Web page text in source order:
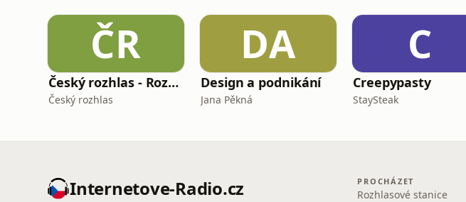
ČR
Český rozhlas - Rozhovory
Český rozhlas
DA
Design a podnikání
Jana Pěkná
C
Creepypasty
StaySteak
Internetove-Radio.cz PROCHÁZET
Rozhlasové stanice